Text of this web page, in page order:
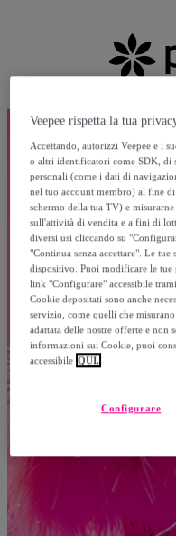
Veepee rispetta la tua
Accettando, autorizzi Veepee e i
o altri identificatori come SDK, di
personali (come i dati di
nel tuo account membro) al fine
schermo della tua TV) e
sull'attività di vendita e a fini di
diversi usi cliccando su
"Continua senza accettare". Le tue
dispositivo. Puoi modificare le tue
link "Configurare" accessibile
Cookie depositati sono anche
servizio, come quelli che
adattata delle nostre offerte e non
informazioni sui Cookie, puoi
accessibile QUI.
Configurare